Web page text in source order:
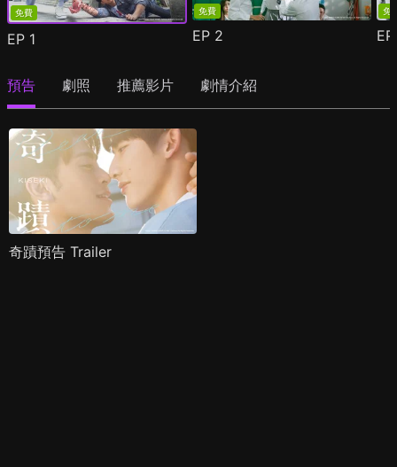
免費
EP 1
免費
EP 2
免
預告 劇照 推薦影片 劇情介紹
奇蹟預告 Trailer